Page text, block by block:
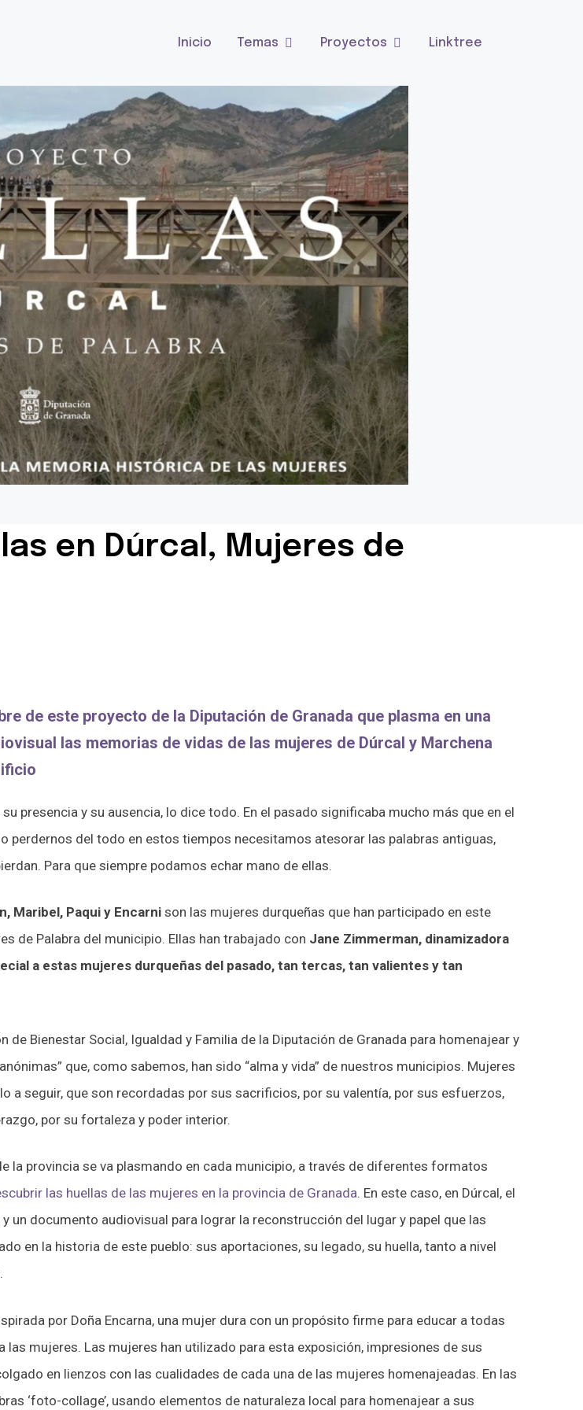
Inicio Temas Proyectos Linktree
en Dúrcal, Mujeres de
de este proyecto de la Diputación de Granada que plasma en una
las memorias de vidas de las mujeres de Dúrcal y Marchena
presencia y su ausencia, lo dice todo. En el pasado significaba mucho más que en el
perdernos del todo en estos tiempos necesitamos atesorar las palabras antiguas,
Para que siempre podamos echar mano de ellas.
Maribel, Paqui y Encarnison las mujeres durqueñas que han participado en este
de Palabra del municipio. Ellas han trabajado con Jane Zimmerman, dinamizadora
a estas mujeres durqueñas del pasado, tan tercas, tan valientes y tan
de Bienestar Social, Igualdad y Familia de la Diputación de Granada para homenajear y
que, como sabemos, han sido “alma y vida” de nuestros municipios. Mujeres
a seguir, que son recordadas por sus sacrificios, por su valentía, por sus esfuerzos,
por su fortaleza y poder interior.
la provincia se va plasmando en cada municipio, a través de diferentes formatos
las huellas de las mujeres en la provincia de Granada. En este caso, en Dúrcal, el
un documento audiovisual para lograr la reconstrucción del lugar y papel que las
en la historia de este pueblo: sus aportaciones, su legado, su huella, tanto a nivel
por Doña Encarna, una mujer dura con un propósito firme para educar a todas
las mujeres. Las mujeres han utilizado para esta exposición, impresiones de sus
en lienzos con las cualidades de cada una de las mujeres homenajeadas. En las
‘foto-collage’, usando elementos de naturaleza local para homenajear a sus